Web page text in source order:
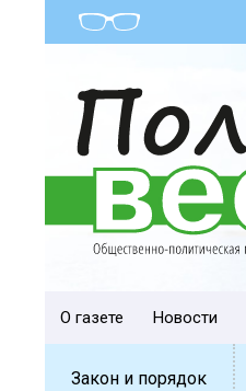
О газете Новости
Закон и порядок